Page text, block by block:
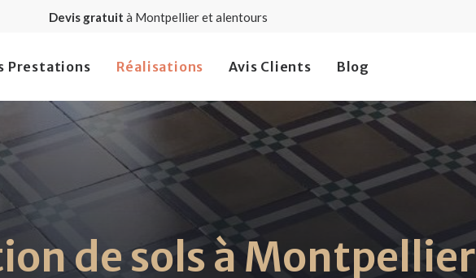
Devis gratuit à Montpellier et alentours
Prestations Réalisations Avis Clients Blog
de sols à Montpellier